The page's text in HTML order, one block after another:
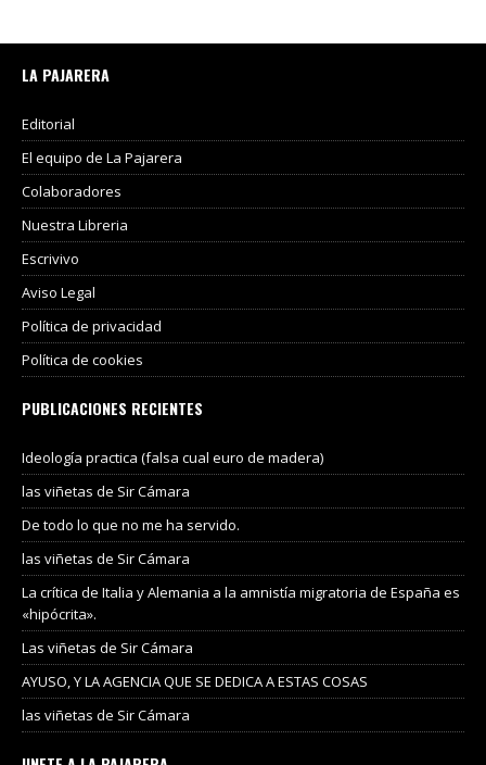
LA PAJARERA
Editorial
El equipo de La Pajarera
Colaboradores
Nuestra Libreria
Escrivivo
Aviso Legal
Política de privacidad
Política de cookies
PUBLICACIONES RECIENTES
Ideología practica (falsa cual euro de madera)
las viñetas de Sir Cámara
De todo lo que no me ha servido.
las viñetas de Sir Cámara
La crítica de Italia y Alemania a la amnistía migratoria de España es
«hipócrita».
Las viñetas de Sir Cámara
AYUSO, Y LA AGENCIA QUE SE DEDICA A ESTAS COSAS
las viñetas de Sir Cámara